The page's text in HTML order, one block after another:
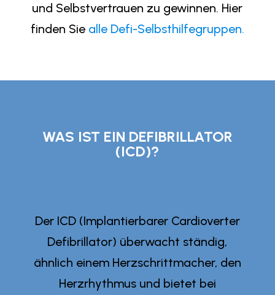
und Selbstvertrauen zu gewinnen. Hier
finden Sie alle Defi-Selbsthilfegruppen.
WAS IST EIN DEFIBRILLATOR
(ICD)?
Der ICD (Implantierbarer Cardioverter
Defibrillator) überwacht ständig,
ähnlich einem Herzschrittmacher, den
Herzrhythmus und bietet bei